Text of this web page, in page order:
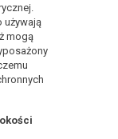
używają
mogą